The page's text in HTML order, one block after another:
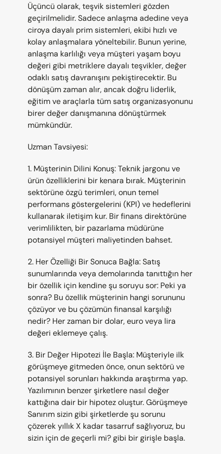
Üçüncü olarak, teşvik sistemleri gözden
geçirilmelidir. Sadece anlaşma adedine veya
ciroya dayalı prim sistemleri, ekibi hızlı ve
kolay anlaşmalara yöneltebilir. Bunun yerine,
anlaşma karlılığı veya müşteri yaşam boyu
değeri gibi metriklere dayalı teşvikler, değer
odaklı satış davranışını pekiştirecektir. Bu
dönüşüm zaman alır, ancak doğru liderlik,
eğitim ve araçlarla tüm satış organizasyonunu
birer değer danışmanına dönüştürmek
mümkündür.
Uzman Tavsiyesi:
1. Müşterinin Dilini Konuş: Teknik jargonu ve
ürün özelliklerini bir kenara bırak. Müşterinin
sektörüne özgü terimleri, onun temel
performans göstergelerini (KPI) ve hedeflerini
kullanarak iletişim kur. Bir finans direktörüne
verimlilikten, bir pazarlama müdürüne
potansiyel müşteri maliyetinden bahset.
2. Her Özelliği Bir Sonuca Bağla: Satış
sunumlarında veya demolarında tanıttığın her
bir özellik için kendine şu soruyu sor: Peki ya
sonra? Bu özellik müşterinin hangi sorununu
çözüyor ve bu çözümün finansal karşılığı
nedir? Her zaman bir dolar, euro veya lira
değeri eklemeye çalış.
3. Bir Değer Hipotezi İle Başla: Müşteriyle ilk
görüşmeye gitmeden önce, onun sektörü ve
potansiyel sorunları hakkında araştırma yap.
Yazılımının benzer şirketlere nasıl değer
kattığına dair bir hipotez oluştur. Görüşmeye
Sanırım sizin gibi şirketlerde şu sorunu
çözerek yıllık X kadar tasarruf sağlıyoruz, bu
sizin için de geçerli mi? gibi bir girişle başla.